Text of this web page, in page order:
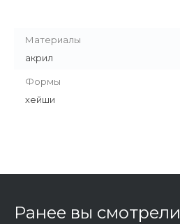
Материалы
акрил
Формы
хейши
Ранее вы смотрели